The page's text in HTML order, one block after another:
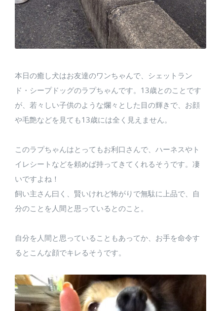
本日の癒し犬はお友達のワンちゃんで、シェットラン
ド・シープドッグのラプちゃんです。13歳とのことです
が、若々しい子供のような爛々とした目の輝きで、お顔
や毛艶などを見ても13歳には全く見えません。
このラプちゃんはとってもお利口さんで、ハーネスやト
イレシートなどを頼めば持ってきてくれるそうです。凄
いですよね！
飼い主さん曰く、賢いけれど怖がりで無駄に上品で、自
分のことを人間と思っているとのこと。
自分を人間と思っていることもあってか、お手を命令す
るとこんな顔でキレるそうです。